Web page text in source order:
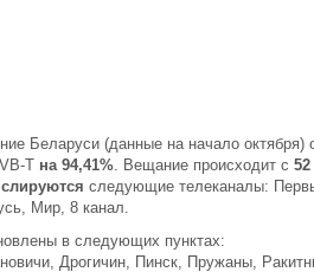
Беларуси (данные на начало
T на 94,41%. Вещание происходит с 52
следующие телеканалы:
Мир, 8 канал.
в следующих пунктах:
Дрогичин, Пинск, Пружаны,